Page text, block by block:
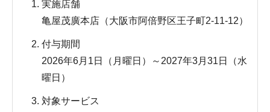
実施店舗
亀屋茂廣本店（大阪市阿倍野区王子町2-11-12）
付与期間
2026年6月1日（月曜日）～2027年3月31日（水
曜日）
対象サービス